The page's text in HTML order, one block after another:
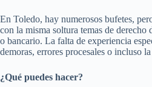
En Toledo, hay numerosos bufetes,
con la misma soltura temas de
o bancario. La falta de experiencia
demoras, errores procesales o incluso
¿Qué puedes hacer?